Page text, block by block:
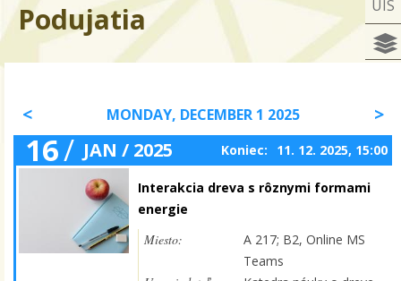
UIS
Podujatia
MONDAY, DECEMBER 1 2025
16/ JAN / 2025 Koniec: 11. 12. 2025, 15:00
Interakcia dreva s rôznymi formami
energie
Miesto:
A 217; B2, Online MS
Teams